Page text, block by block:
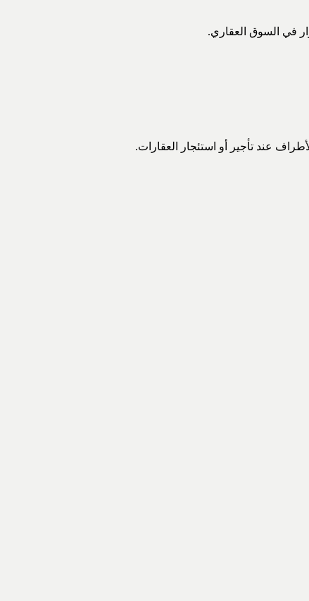
في السوق العقاري.
عند تأجير أو استئجار العقارات.